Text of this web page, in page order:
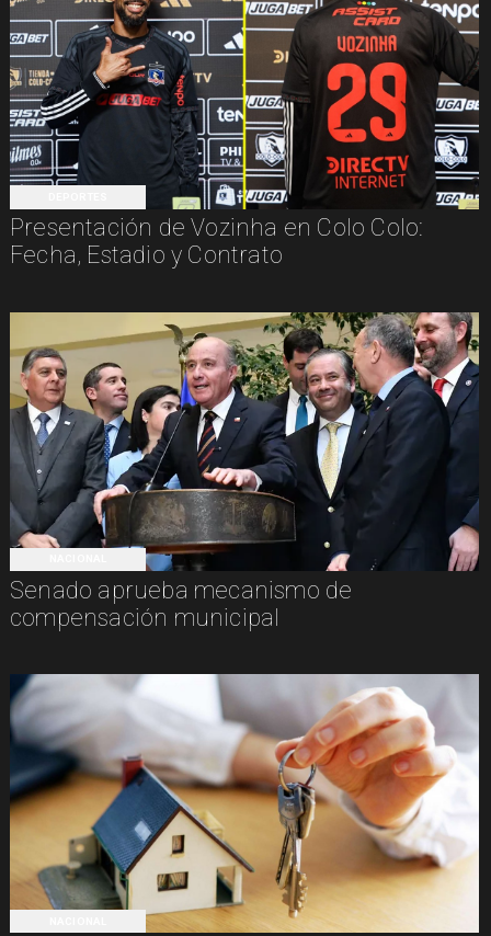
Presentación de Vozinha en Colo Colo:
Fecha, Estadio y Contrato
Senado aprueba mecanismo de
compensación municipal